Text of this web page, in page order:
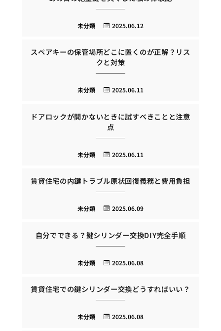
2025.06.12
未分類
スペアキーの保管場所どこに置くのが正解？リス
クと対策
2025.06.11
未分類
ドアロックが開かないときに試すべきことと注意
点
2025.06.11
未分類
賃貸住宅の内鍵トラブル原状回復義務と費用負担
2025.06.09
未分類
自分でできる？鍵シリンダー交換DIY完全手順
2025.06.08
未分類
賃貸住宅での鍵シリンダー交換どうすればいい？
2025.06.08
未分類